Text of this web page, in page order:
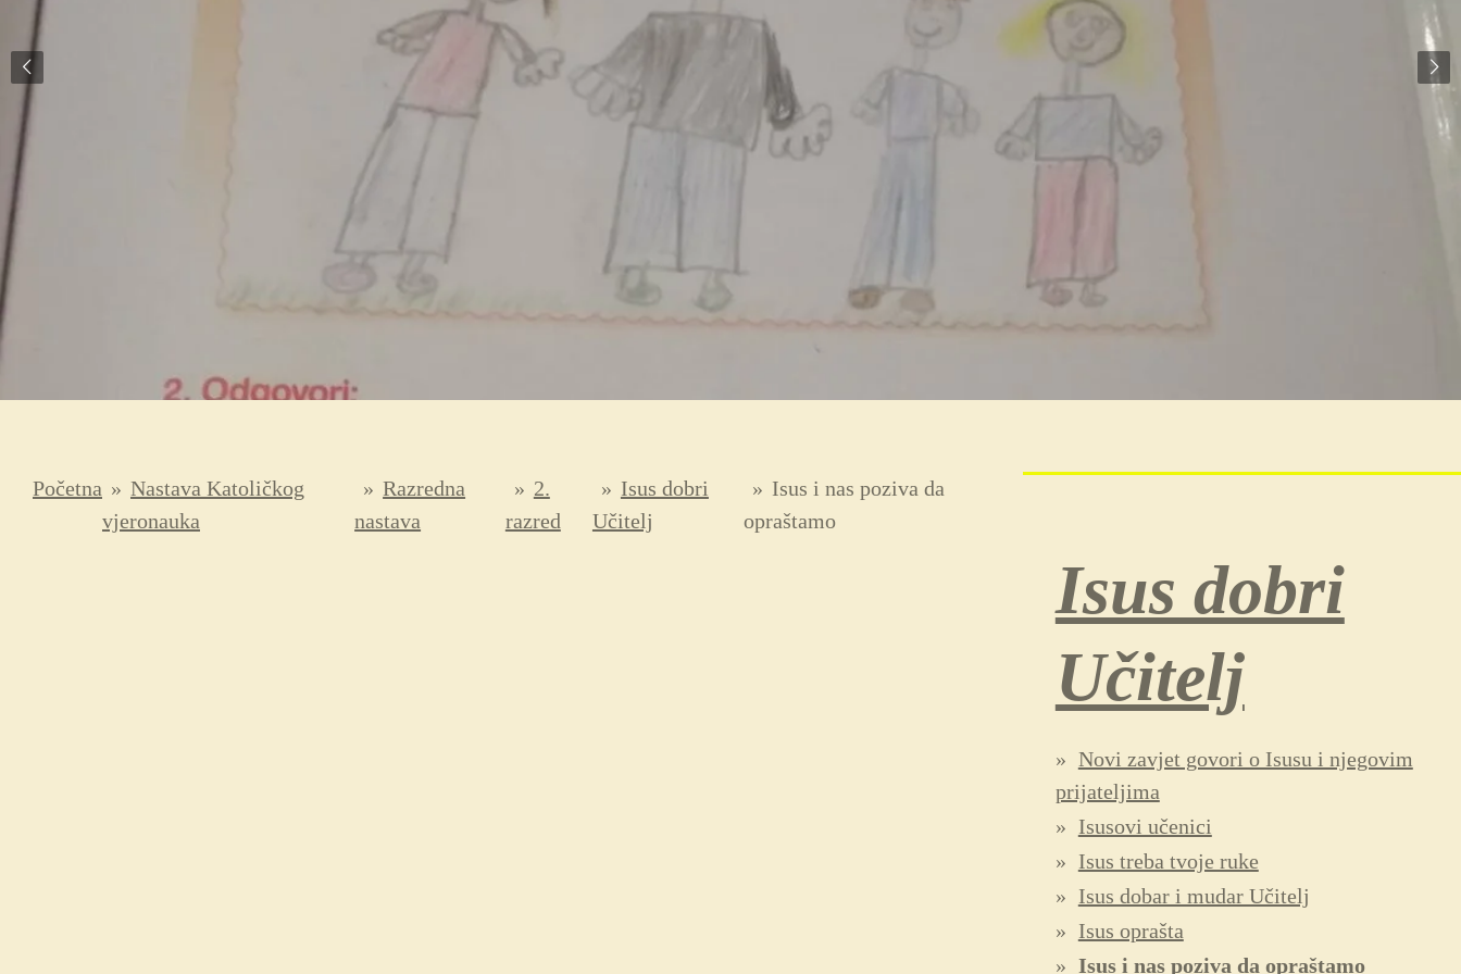
Početna » Nastava Katoličkog
vjeronauka
» Razredna
nastava
» 2.
razred
» Isus dobri
Učitelj
» Isus i nas poziva da
opraštamo
Isus dobri
Učitelj
Novi zavjet govori o Isusu i njegovim
prijateljima
Isusovi učenici
Isus treba tvoje ruke
Isus dobar i mudar Učitelj
Isus oprašta
Isus i nas poziva da opraštamo